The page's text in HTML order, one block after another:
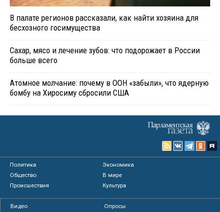
В палате регионов рассказали, как найти хозяина для
бесхозного госимущества
Сахар, мясо и лечение зубов: что подорожает в России
больше всего
Атомное молчание: почему в ООН «забыли», что ядерную
бомбу на Хиросиму сбросили США
Политика
Экономика
Общество
В мире
Происшествия
Культура
Видео
Опросы